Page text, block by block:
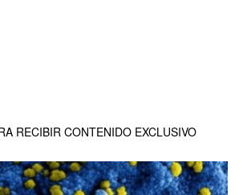
RECIBIR CONTENIDO EXCLUSIVO